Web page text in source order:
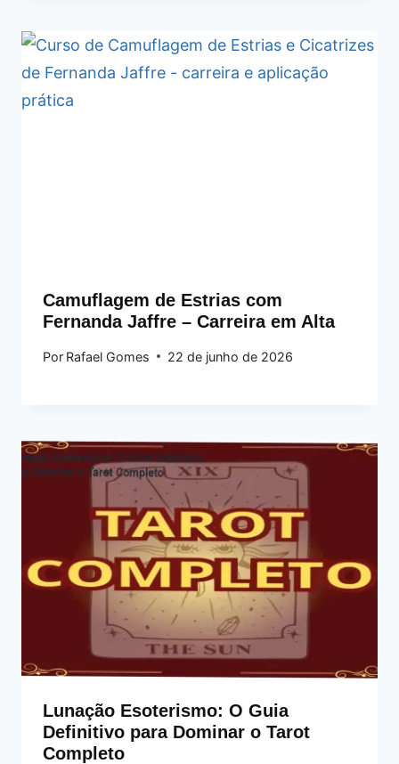
Camuflagem de Estrias com
Fernanda Jaffre – Carreira em Alta
Por Rafael Gomes 22 de junho de 2026
Lunação Esoterismo: O Guia
Definitivo para Dominar o Tarot
Completo